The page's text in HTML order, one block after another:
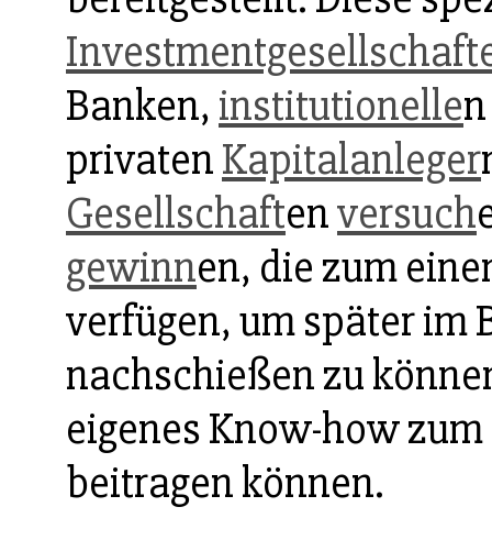
Banken, institutionelle
privatenKapitalanleger
Gesellschaftenversuch
gewinnen, die zum
verfügen, um später
nachschießen zu
eigenes Know-how
beitragen können.